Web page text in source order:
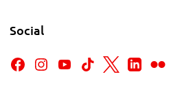
Social